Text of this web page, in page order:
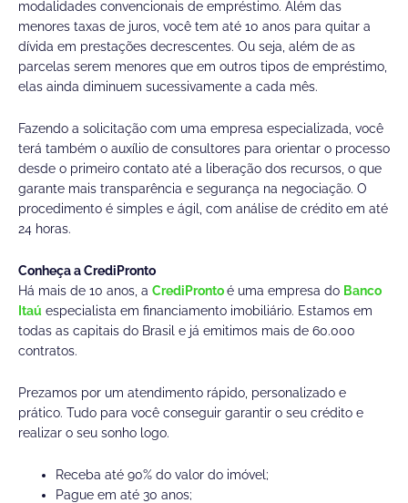
modalidades convencionais de empréstimo. Além das
menores taxas de juros, você tem até 10 anos para quitar a
dívida em prestações decrescentes. Ou seja, além de as
parcelas serem menores que em outros tipos de empréstimo,
elas ainda diminuem sucessivamente a cada mês.
Fazendo a solicitação com uma empresa especializada, você
terá também o auxílio de consultores para orientar o processo
desde o primeiro contato até a liberação dos recursos, o que
garante mais transparência e segurança na negociação. O
procedimento é simples e ágil, com análise de crédito em até
24 horas.
Conheça a CrediPronto
Há mais de 10 anos, a CrediProntoé uma empresa do Banco
Itaú especialista em financiamento imobiliário. Estamos em
todas as capitais do Brasil e já emitimos mais de 60.000
contratos.
Prezamos por um atendimento rápido, personalizado e
prático. Tudo para você conseguir garantir o seu crédito e
realizar o seu sonho logo.
Receba até 90% do valor do imóvel;
Pague em até 30 anos;